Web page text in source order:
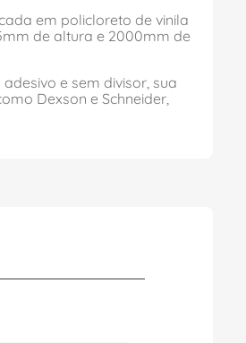
em policloreto de vinila
de altura e 2000mm de
e sem divisor, sua
Dexson e Schneider,